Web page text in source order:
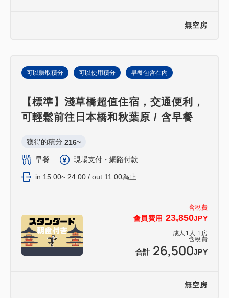
無空房
含稅費
會員費用 23,850JPY
成人 1 人 1 房
含稅費
合計 26,500JPY
可以賺取積分 可以使用積分 早餐包含在內
【標準】淺草橋超值住宿，交通便利，
可輕鬆前往日本橋和秋葉原 / 含早餐
獲得的積分 216~
早餐 現場支付・網路付款
in 15:00~ 24:00 / out 11:00為止
無空房